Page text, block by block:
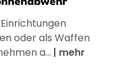
oder als Waffen
a... | mehr